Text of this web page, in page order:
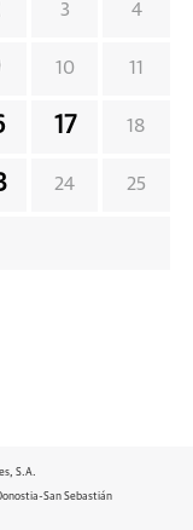
3 4
10 11
17 18
24 25
S.A.
San Sebastián